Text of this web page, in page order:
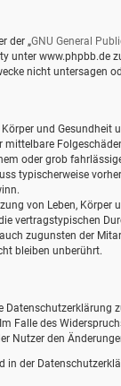
der „GNU General
www.phpbb.de
nicht untersagen
und
oder grob
typischerweise
von Leben,
vertragstypischen
zugunsten der
bleiben unberührt.
Falle des
Nutzer den
in der